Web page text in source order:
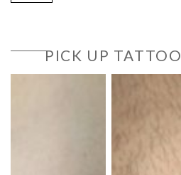
PICK UP TATTOO